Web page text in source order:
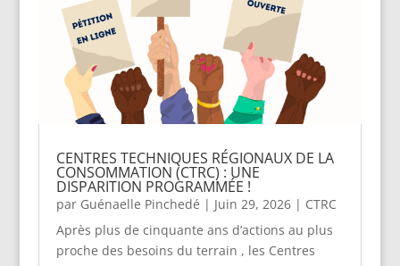
CENTRES TECHNIQUES RÉGIONAUX DE LA
CONSOMMATION (CTRC) : UNE
DISPARITION PROGRAMMÉE !
par Guénaelle Pinchedé | Juin 29, 2026| CTRC
Après plus de cinquante ans d’actions au plus
proche des besoins du terrain , les Centres